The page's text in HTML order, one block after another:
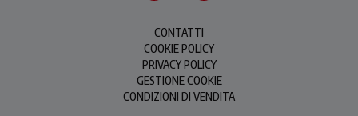
CONTATTI
COOKIE POLICY
PRIVACY POLICY
GESTIONE COOKIE
CONDIZIONI DI VENDITA